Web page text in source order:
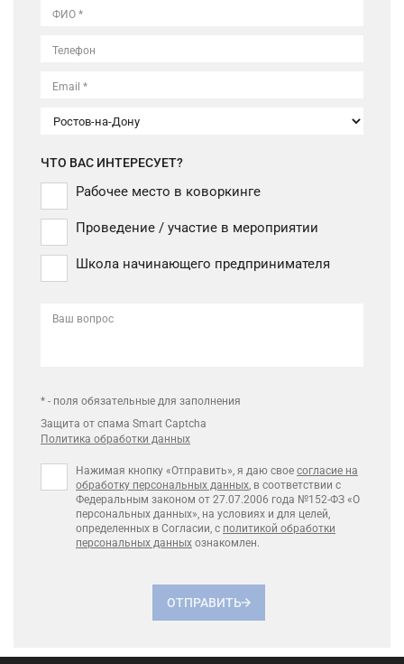
ФИО *
Телефон
Email *
ЧТО ВАС ИНТЕРЕСУЕТ?
Рабочее место в коворкинге
Проведение / участие в мероприятии
Школа начинающего предпринимателя
Ваш вопрос
* - поля обязательные для заполнения
Защита от спама Smart Captcha
Политика обработки данных
Нажимая кнопку «Отправить», я даю свое согласие на
обработку персональных данных, в соответствии с
Федеральным законом от 27.07.2006 года №152-ФЗ «О
персональных данных», на условиях и для целей,
определенных в Согласии, с политикой обработки
персональных данных ознакомлен.
ОТПРАВИТЬ